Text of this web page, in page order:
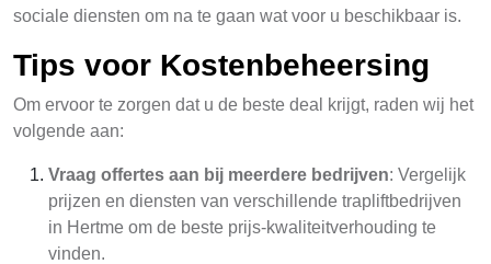
sociale diensten om na te gaan wat voor u beschikbaar is.
Tips voor Kostenbeheersing
Om ervoor te zorgen dat u de beste deal krijgt, raden wij het
volgende aan:
Vraag offertes aan bij meerdere bedrijven: Vergelijk
prijzen en diensten van verschillende trapliftbedrijven
in Hertme om de beste prijs-kwaliteitverhouding te
vinden.